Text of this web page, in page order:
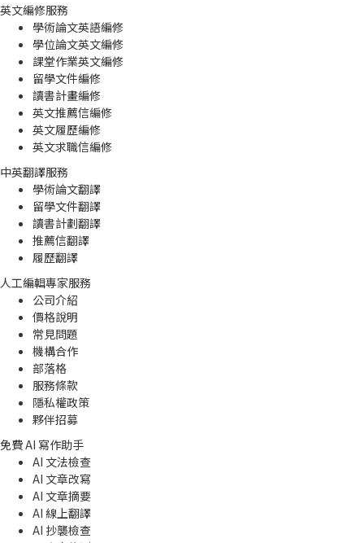
英文編修服務
學術論文英語編修
學位論文英文編修
課堂作業英文編修
留學文件編修
讀書計畫編修
英文推薦信編修
英文履歷編修
英文求職信編修
中英翻譯服務
學術論文翻譯
留學文件翻譯
讀書計劃翻譯
推薦信翻譯
履歷翻譯
人工編輯專家服務
公司介紹
價格說明
常見問題
機構合作
部落格
服務條款
隱私權政策
夥伴招募
免費 AI 寫作助手
AI 文法檢查
AI 文章改寫
AI 文章摘要
AI 線上翻譯
AI 抄襲檢查